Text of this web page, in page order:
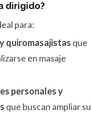
dirigido?
para:
quiromasajistas que
en masaje
personales y
que buscan ampliar su